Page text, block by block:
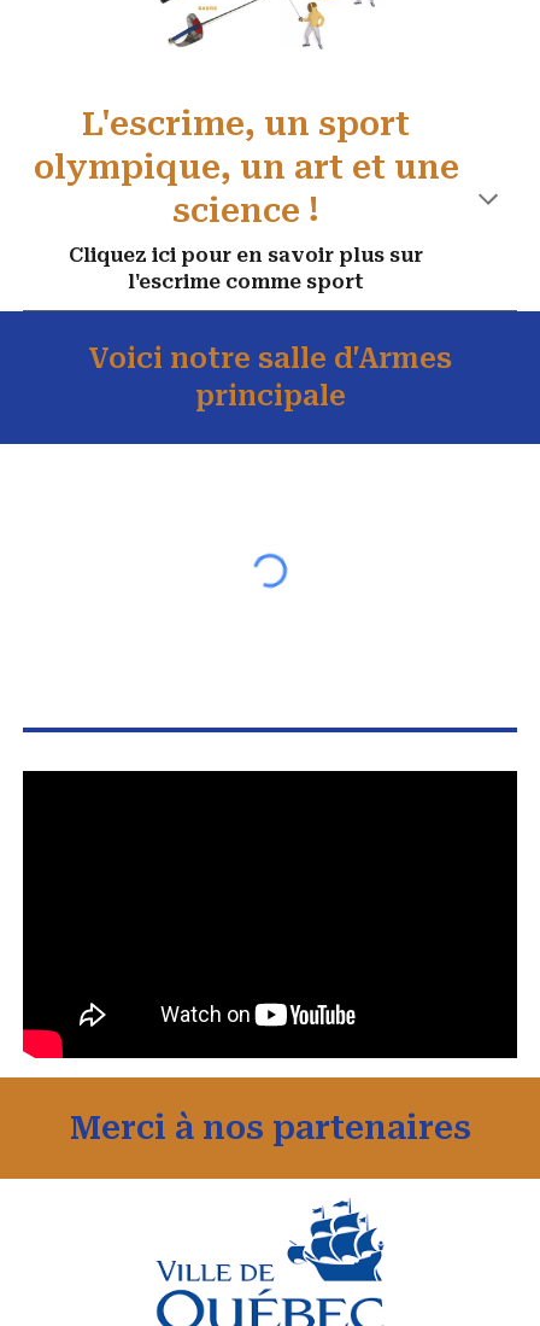
L'escrime, un sport
olympique, un art et une
science !
Cliquez ici pour en savoir plus sur
l'escrime comme sport
Voici notre salle d'Armes
principale
Merci à nos partenaires